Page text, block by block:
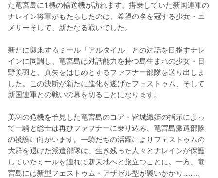
た竜宮島に1機の輸送機が訪れます。搭乗していた新国連軍の
ナレイン将軍がもたらしたのは、希望の名を冠する少女・エ
メリーそして、新たなる戦いでした。
新たに襲来するミール「アルタイル」との対話を目指すナレ
インに同調し、竜宮島は対話能力を持つ島生まれの少女・日
野美羽と、真矢をはじめとするファフナー部隊を送り出しま
した。この決断が新たに進化を遂げたフェストゥム、そして
新国連軍との戦いの幕を切ることになります。
美羽の危機を予見した竜宮島のコア・皆城織姫の指示によっ
て一騎と総士は再びファフナーに乗り込み、竜宮島派遣部隊
の援護に向かいます。一騎たちの活躍によりフェストゥムの
大群を退けた派遣部隊は、生き残った人々とナレインが保護
していたミールを連れて新天地へと旅立つことに。一方、竜
宮島には新型フェストゥム・アザゼル型が襲いかかり……。